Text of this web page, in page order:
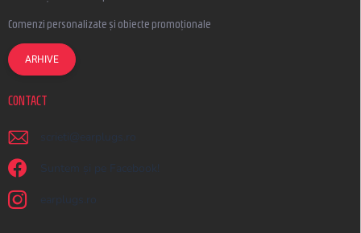
Comenzi personalizate și obiecte promoționale
ARHIVE
CONTACT
scrieti @ earplugs.ro
Suntem și pe Facebook!
earplugs.ro